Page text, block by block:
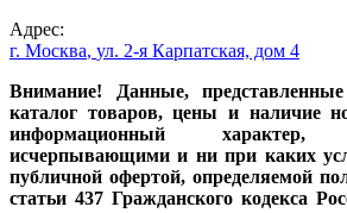
Адрес:
г. Москва, ул. 2-я Карпатская, дом 4
Внимание! Данные,
каталог товаров, цены и наличие
информационный
исчерпывающими и ни при каких
публичной офертой, определяемой
статьи 437 Гражданского кодекса